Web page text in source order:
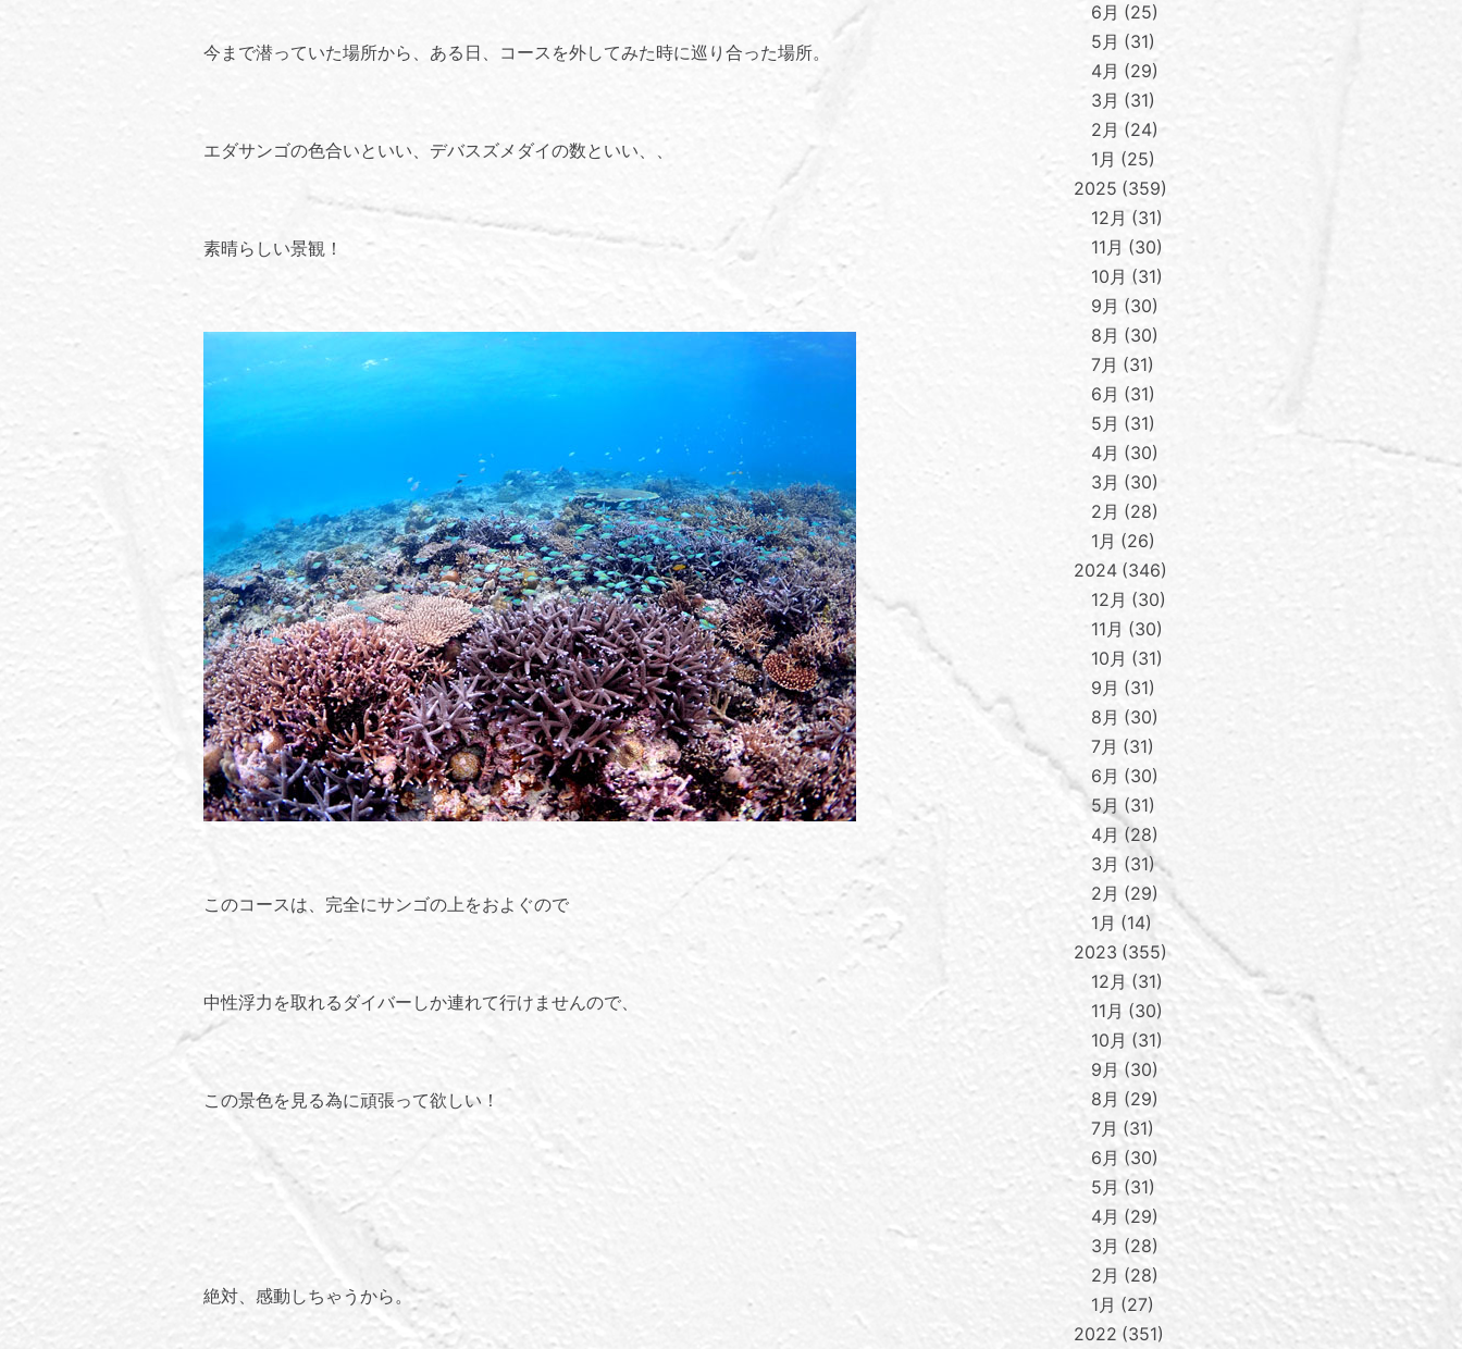
今まで潜っていた場所から、ある日、コースを外してみた時に巡り合った場所。
エダサンゴの色合いといい、デバスズメダイの数といい、、
素晴らしい景観！
このコースは、完全にサンゴの上をおよぐので
中性浮力を取れるダイバーしか連れて行けませんので、
この景色を見る為に頑張って欲しい！
絶対、感動しちゃうから。
6月
25
5月
31
4月
29
3月
31
2月
24
1月
25
2025 359
12月
31
11月
30
10月
31
9月
30
8月
30
7月
31
6月
31
5月
31
4月
30
3月
30
2月
28
1月
26
2024 346
12月
30
11月
30
10月
31
9月
31
8月
30
7月
31
6月
30
5月
31
4月
28
3月
31
2月
29
1月
14
2023 355
12月 31
11月
30
10月
31
9月 30
8月
29
7月
31
6月
30
5月 31
4月
29
3月
28
2月
28
1月
27
2022 351